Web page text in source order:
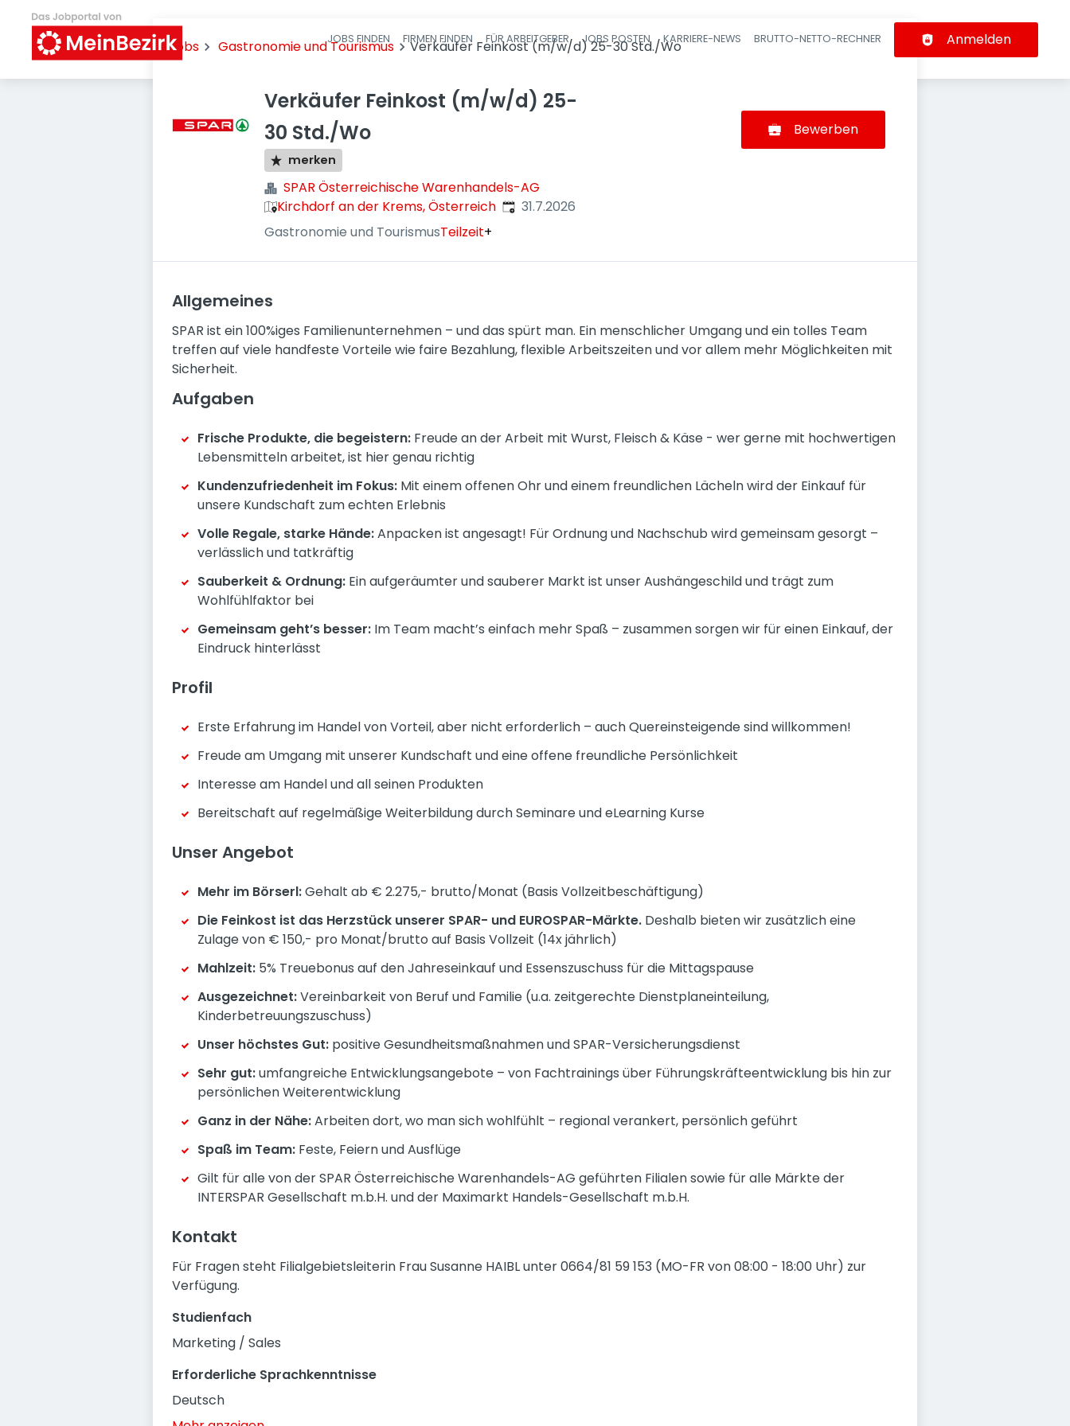
Haupt-Navigation
JOBS FINDEN FIRMEN FINDEN FÜR ARBEITGEBER JOBS POSTEN KARRIERE-NEWS BRUTTO-NETTO-RECHNER Anmelden
Jobs Gastronomie und Tourismus Verkäufer Feinkost (m/w/d) 25-30 Std./Wo
Verkäufer Feinkost (m/w/d) 25-
30 Std./Wo
merken
SPAR Österreichische Warenhandels-AG
Kirchdorf an der Krems, Österreich Veröffentlicht
31.7.2026
Gastronomie und TourismusTeilzeit+
Bewerben
Allgemeines
SPAR ist ein 100%iges Familienunternehmen – und das spürt man. Ein menschlicher Umgang und ein tolles Team
treffen auf viele handfeste Vorteile wie faire Bezahlung, flexible Arbeitszeiten und vor allem mehr Möglichkeiten mit
Sicherheit.
Aufgaben
Frische Produkte, die begeistern: Freude an der Arbeit mit Wurst, Fleisch & Käse - wer gerne mit hochwertigen
Lebensmitteln arbeitet, ist hier genau richtig
Kundenzufriedenheit im Fokus: Mit einem offenen Ohr und einem freundlichen Lächeln wird der Einkauf für
unsere Kundschaft zum echten Erlebnis
Volle Regale, starke Hände:Anpacken ist angesagt! Für Ordnung und Nachschub wird gemeinsam gesorgt –
verlässlich und tatkräftig
Sauberkeit & Ordnung: Ein aufgeräumter und sauberer Markt ist unser Aushängeschild und trägt zum
Wohlfühlfaktor bei
Gemeinsam geht’s besser: Im Team macht’s einfach mehr Spaß – zusammen sorgen wir für einen Einkauf, der
Eindruck hinterlässt
Profil
Erste Erfahrung im Handel von Vorteil, aber nicht erforderlich – auch Quereinsteigende sind willkommen!
Freude am Umgang mit unserer Kundschaft und eine offene freundliche Persönlichkeit
Interesse am Handel und all seinen Produkten
Bereitschaft auf regelmäßige Weiterbildung durch Seminare und eLearning Kurse
Unser Angebot
Mehr im Börserl:Gehalt ab € 2.275,- brutto/Monat (Basis Vollzeitbeschäftigung)
Die Feinkost ist das Herzstück unserer SPAR- und EUROSPAR-Märkte. Deshalb bieten wir zusätzlich eine
Zulage von € 150,- pro Monat/brutto auf Basis Vollzeit (14x jährlich)
Mahlzeit: 5% Treuebonus auf den Jahreseinkauf und Essenszuschuss für die Mittagspause
Ausgezeichnet:Vereinbarkeit von Beruf und Familie (u.a. zeitgerechte Dienstplaneinteilung,
Kinderbetreuungszuschuss)
Unser höchstes Gut: positive Gesundheitsmaßnahmen und SPAR-Versicherungsdienst
Sehr gut:umfangreiche Entwicklungsangebote – von Fachtrainings über Führungskräfteentwicklung bis hin zur
persönlichen Weiterentwicklung
Ganz in der Nähe:Arbeiten dort, wo man sich wohlfühlt – regional verankert, persönlich geführt
Spaß im Team: Feste, Feiern und Ausflüge
Gilt für alle von der SPAR Österreichische Warenhandels-AG geführten Filialen sowie für alle Märkte der
INTERSPAR Gesellschaft m.b.H. und der Maximarkt Handels-Gesellschaft m.b.H.
Kontakt
Für Fragen steht Filialgebietsleiterin Frau Susanne HAIBL unter 0664/81 59 153 (MO-FR von 08:00 - 18:00 Uhr) zur
Verfügung.
Studienfach
Marketing / Sales
Erforderliche Sprachkenntnisse
Deutsch